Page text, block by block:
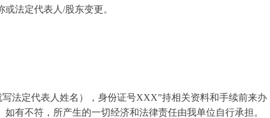
法定代表人/股东变更。
法定代表人姓名），身份证号XXX”持相关资料和手续前来办
有不符，所产生的一切经济和法律责任由我单位自行承担。